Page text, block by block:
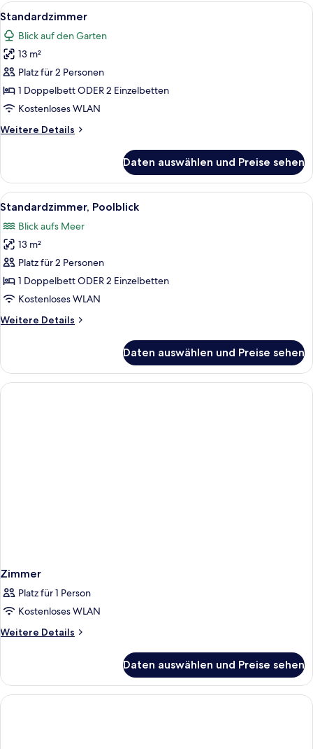
Alle
Fotos
für
Standardzimmer
anzeigen
Zimmersafe, kostenloses WLAN,
3
Standardzimmer
Blick auf den Garten
13 m²
Platz für 2 Personen
1 Doppelbett ODER 2 Einzelbetten
Kostenloses WLAN
Weitere Details
Weitere
Daten auswählen und Preise sehen
Alle
Fotos
für
Standardzimmer,
Poolblick
anzeigen
Zimmersafe, kostenloses WLAN,
4
Standardzimmer, Poolblick
Blick aufs Meer
13 m²
Platz für 2 Personen
1 Doppelbett ODER 2 Einzelbetten
Kostenloses WLAN
Weitere Details
Weitere
Poolblick
Daten auswählen und Preise sehen
Zimmer
Platz für 1 Person
Kostenloses WLAN
Weitere Details
Weitere
Daten auswählen und Preise sehen